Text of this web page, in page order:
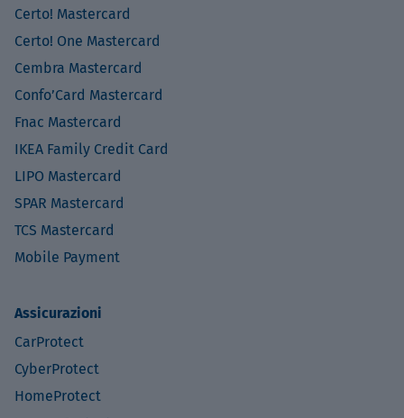
Certo! Mastercard
Certo! One Mastercard
Cembra Mastercard
Confo’Card Mastercard
Fnac Mastercard
IKEA Family Credit Card
LIPO Mastercard
SPAR Mastercard
TCS Mastercard
Mobile Payment
Assicurazioni
CarProtect
CyberProtect
HomeProtect